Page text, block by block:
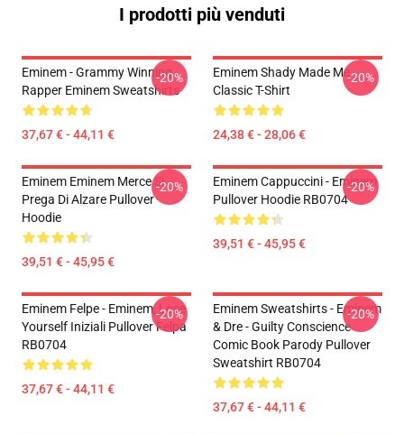
I prodotti più venduti
Eminem - Grammy Winning
Rapper Eminem Sweatshirts
37,67 € - 44,11 €
-20%
Eminem Shady Made Me
Classic T-Shirt
24,38 € - 28,06 €
-20%
Eminem Eminem Merce Si
Prega Di Alzare Pullover
Hoodie
39,51 € - 45,95 €
-20%
Eminem Cappuccini - Eminem
Pullover Hoodie RB0704
39,51 € - 45,95 €
-20%
Eminem Felpe - Eminem, Lose
Yourself Iniziali Pullover Felpa
RB0704
37,67 € - 44,11 €
-20%
Eminem Sweatshirts - Eminem
& Dre - Guilty Conscience
Comic Book Parody Pullover
Sweatshirt RB0704
37,67 € - 44,11 €
-20%